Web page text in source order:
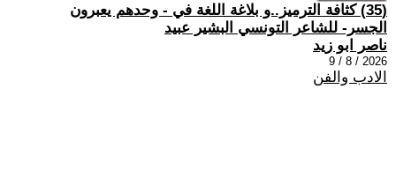
(35) كثافة الترميز..و بلاغة اللغة في - وحدهم يعبرون
الجسر- للشاعر التونسي البشير عبيد
ناصر ابو زيد
2026 / 8 / 9
الادب والفن